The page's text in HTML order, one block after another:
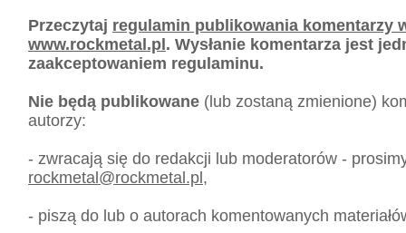
Przeczytaj regulamin publikowania komentarzy
www.rockmetal.pl. Wysłanie komentarza jest
zaakceptowaniem regulaminu.
Nie będą publikowane (lub zostaną zmienione)
autorzy:
- zwracają się do redakcji lub moderatorów -
rockmetal@rockmetal.pl,
- piszą do lub o autorach komentowanych